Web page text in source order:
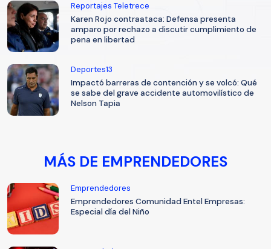
Reportajes Teletrece
Karen Rojo contraataca: Defensa presenta
amparo por rechazo a discutir cumplimiento de
pena en libertad
Deportes13
Impactó barreras de contención y se volcó: Qué
se sabe del grave accidente automovilístico de
Nelson Tapia
MÁS DE EMPRENDEDORES
Emprendedores
Emprendedores Comunidad Entel Empresas:
Especial día del Niño